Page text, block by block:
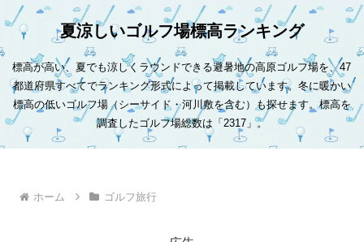
夏涼しいゴルフ場標高ランキング
標高が高い、夏でも涼しくラウンドできる避暑地の高原ゴルフ場を、47
都道府県すべてでランキング形式によって掲載しています。冬に暖かい
標高の低いゴルフ場（シーサイド・河川敷を含む）も探せます。標高を
調査したゴルフ場総数は「2317」。
ホーム ゴルフ旅行